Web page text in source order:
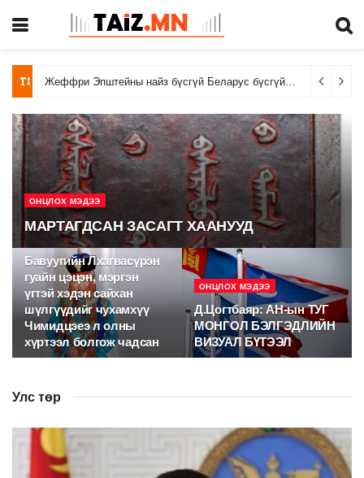
Жеффри Эпштейны найз бүсгүй Беларус бүсгүй Карина Шуляк дуулиант арлын шилтгээн, 100 сая доллар авна
ОНЦЛОХ МЭДЭЭ
МАРТАГДСАН ЗАСАГТ ХААНУУД
ОНЦЛОХ МЭДЭЭ
Бавуугийн Лхагвасүрэн
гуайн цэцэн, мэргэн
үгтэй хэдэн сайхан
шүлгүүдийг чухамхүү
Чимидцэеэ л олны
хүртээл болгож чадсан
ОНЦЛОХ МЭДЭЭ
Д.Цогтбаяр: АН-ын ТУГ
МОНГОЛ БЭЛГЭДЛИЙН
ВИЗУАЛ БҮТЭЭЛ
Улс төр